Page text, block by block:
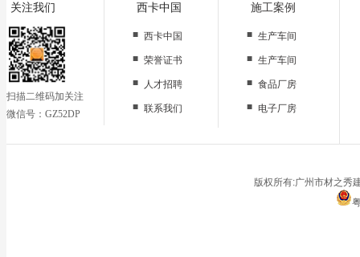
关注我们
扫描二维码加关注
微信号：GZ52DP
西卡中国
■ 西卡中国
■ 荣誉证书
■
人才招聘
■ 联系我们
施工案例
■ 生产车间
■ 生产车间
■ 食品厂房
■ 电子厂房
停车场
版权所有:广州市材之